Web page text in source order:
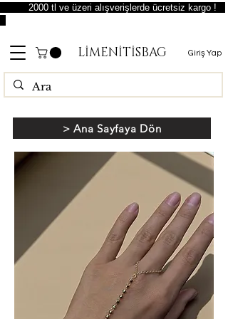
LİMENİTİSBAG Giriş Yap
2000 tl ve üzeri alışverişlerde ücretsiz kargo !
> Ana Sayfaya Dön